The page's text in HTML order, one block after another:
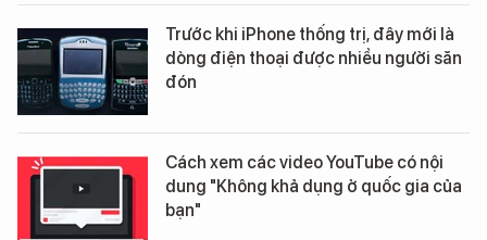
Trước khi iPhone thống trị, đây mới là
dòng điện thoại được nhiều người săn
đón
Cách xem các video YouTube có nội
dung "Không khả dụng ở quốc gia của
bạn"